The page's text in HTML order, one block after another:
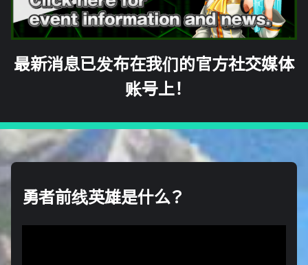
最新消息已发布在我们的官方社交媒体
账号上！
勇者前线英雄是什么？